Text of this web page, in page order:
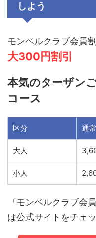
しよう
モンベルクラブ会員
大300円割引
本気のターザン
コース
区分 通
大人
小人
『モンベルクラブ会
は公式サイトをチェ